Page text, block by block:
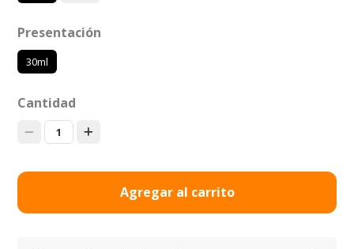
Presentación
30ml
Cantidad
1
Agregar al carrito